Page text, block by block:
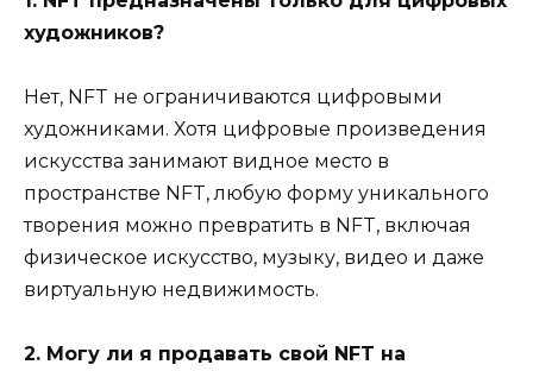
художников?
Нет, NFT не ограничиваются цифровыми
художниками. Хотя цифровые произведения
искусства занимают видное место в
пространстве NFT, любую форму уникального
творения можно превратить в NFT, включая
физическое искусство, музыку, видео и даже
виртуальную недвижимость.
2. Могу ли я продавать свой NFT на